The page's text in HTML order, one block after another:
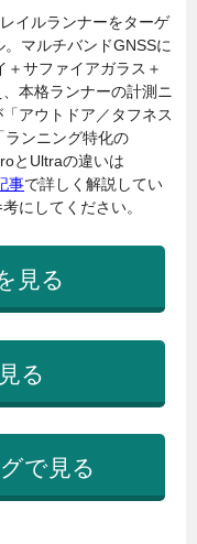
イルランナーをターゲ
マルチバンドGNSSに
＋サファイアガラス＋
本格ランナーの計測ニ
アウトドア／タフネス
ンニング特化の
とUltraの違いは
事で詳しく解説してい
にしてください。
見る
る
で見る